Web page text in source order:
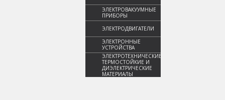
ЭЛЕКТРОВАКУУМНЫЕ
ПРИБОРЫ
ЭЛЕКТРОДВИГАТЕЛИ
ЭЛЕКТРОННЫЕ
УСТРОЙСТВА
ЭЛЕКТРОТЕХНИЧЕСКИЕ,
ТЕРМОСТОЙКИЕ И
ДИЭЛЕКТРИЧЕСКИЕ
МАТЕРИАЛЫ